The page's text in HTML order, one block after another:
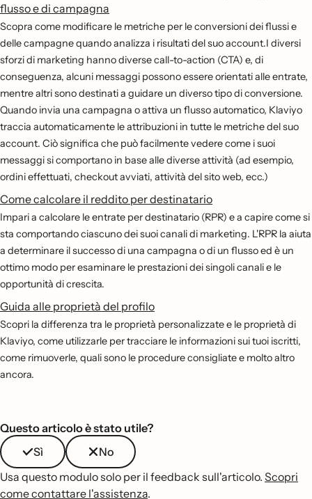
flusso e di campagna
Scopra come modificare le metriche per le conversioni dei flussi e
delle campagne quando analizza i risultati del suo account.I diversi
sforzi di marketing hanno diverse call-to-action (CTA) e, di
conseguenza, alcuni messaggi possono essere orientati alle entrate,
mentre altri sono destinati a guidare un diverso tipo di conversione.
Quando invia una campagna o attiva un flusso automatico, Klaviyo
traccia automaticamente le attribuzioni in tutte le metriche del suo
account. Ciò significa che può facilmente vedere come i suoi
messaggi si comportano in base alle diverse attività (ad esempio,
ordini effettuati, checkout avviati, attività del sito web, ecc.)
Come calcolare il reddito per destinatario
Impari a calcolare le entrate per destinatario (RPR) e a capire come si
sta comportando ciascuno dei suoi canali di marketing. L'RPR la aiuta
a determinare il successo di una campagna o di un flusso ed è un
ottimo modo per esaminare le prestazioni dei singoli canali e le
opportunità di crescita.
Guida alle proprietà del profilo
Scopri la differenza tra le proprietà personalizzate e le proprietà di
Klaviyo, come utilizzarle per tracciare le informazioni sui tuoi iscritti,
come rimuoverle, quali sono le procedure consigliate e molto altro
ancora.
Questo articolo è stato utile?
Sì
No
Usa questo modulo solo per il feedback sull'articolo. Scopri
come contattare l'assistenza.